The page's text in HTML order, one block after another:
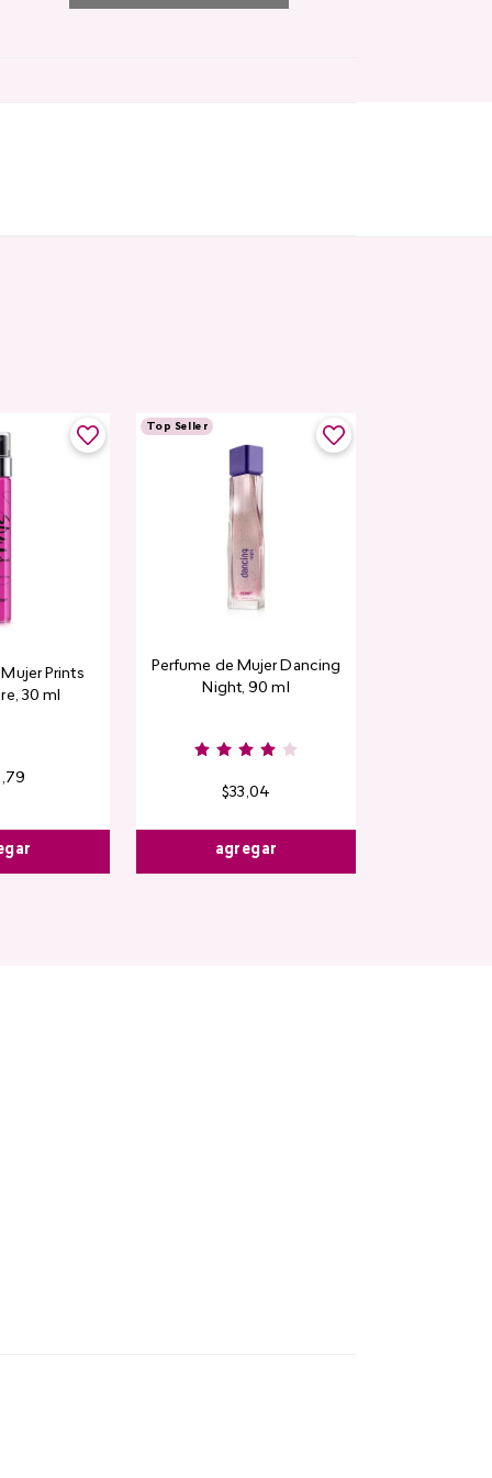
Prints
30 ml
,79
Top Seller
Perfume de Mujer Dancing
Night, 90 ml
$33 ,04
agregar